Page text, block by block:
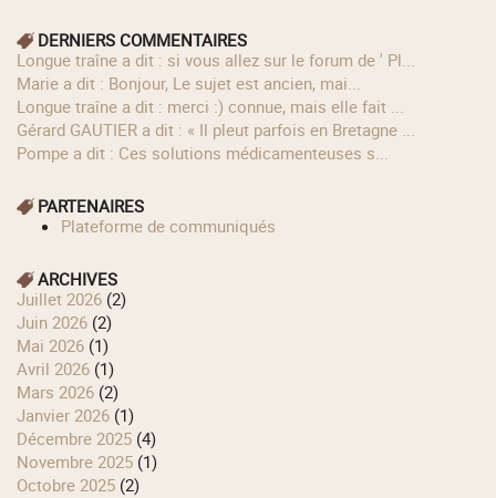
DERNIERS COMMENTAIRES
longue traîne a dit : si vous allez sur le forum de ' Pl...
Marie a dit : Bonjour, Le sujet est ancien, mai...
longue traîne a dit : merci :) connue, mais elle fait ...
Gérard GAUTIER a dit : « Il pleut parfois en Bretagne ...
Pompe a dit : Ces solutions médicamenteuses s...
PARTENAIRES
Plateforme de communiqués
ARCHIVES
juillet 2026 (2)
juin 2026 (2)
mai 2026 (1)
avril 2026 (1)
mars 2026 (2)
janvier 2026 (1)
décembre 2025 (4)
novembre 2025 (1)
octobre 2025 (2)